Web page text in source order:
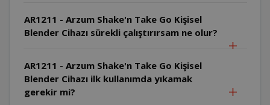
AR1211 - Arzum Shake'n Take Go Kişisel
Blender Cihazı sürekli çalıştırırsam ne olur?
AR1211 - Arzum Shake'n Take Go Kişisel
Blender Cihazı ilk kullanımda yıkamak
gerekir mi?